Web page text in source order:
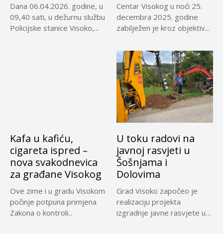
Dana 06.04.2026. godine, u
09,40 sati, u dežurnu službu
Policijske stanice Visoko,...
Centar Visokog u noći 25.
decembra 2025. godine
zabilježen je kroz objektiv...
Kafa u kafiću,
cigareta ispred –
nova svakodnevica
za građane Visokog
Ove zime i u gradu Visokom
počinje potpuna primjena
Zakona o kontroli...
U toku radovi na
javnoj rasvjeti u
Šošnjama i
Dolovima
Grad Visoko započeo je
realizaciju projekta
izgradnje javne rasvjete u